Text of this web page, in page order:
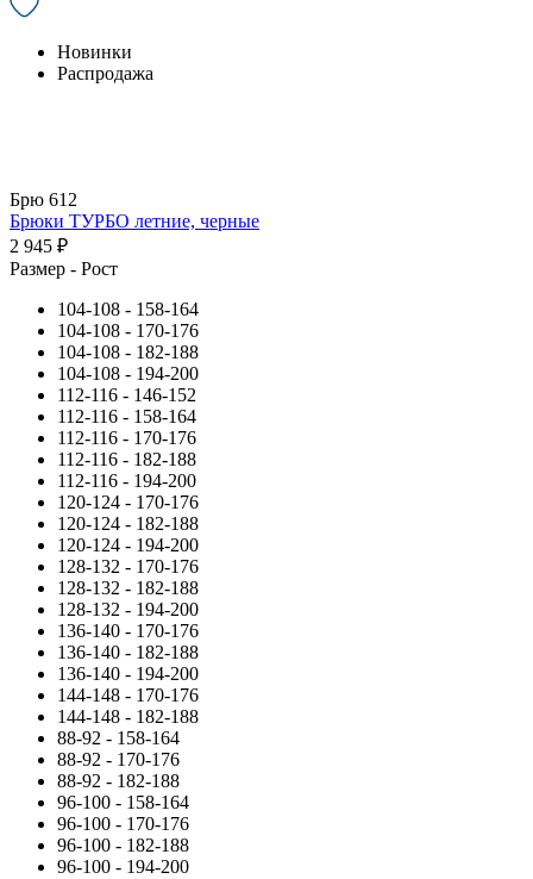
Новинки
Распродажа
Брю 612
Брюки ТУРБО летние, черные
2 945 ₽
Размер - Рост
104-108 - 158-164
104-108 - 170-176
104-108 - 182-188
104-108 - 194-200
112-116 - 146-152
112-116 - 158-164
112-116 - 170-176
112-116 - 182-188
112-116 - 194-200
120-124 - 170-176
120-124 - 182-188
120-124 - 194-200
128-132 - 170-176
128-132 - 182-188
128-132 - 194-200
136-140 - 170-176
136-140 - 182-188
136-140 - 194-200
144-148 - 170-176
144-148 - 182-188
88-92 - 158-164
88-92 - 170-176
88-92 - 182-188
96-100 - 158-164
96-100 - 170-176
96-100 - 182-188
96-100 - 194-200